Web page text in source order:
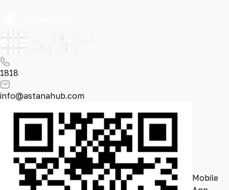
1818
info@astanahub.com
Mobile